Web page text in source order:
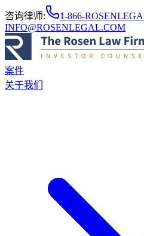
咨询律师: 1-866-
INFO@ROSENLEGAL.COM
案件
关于我们